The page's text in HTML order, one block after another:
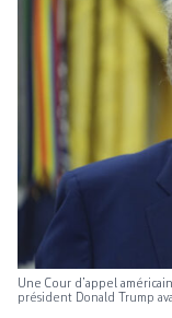
Une Cour d’appel
président Donald Trump